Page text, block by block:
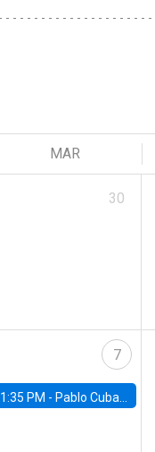
MAR
30
7
1:35 PM - Pablo Cuba, FED Board